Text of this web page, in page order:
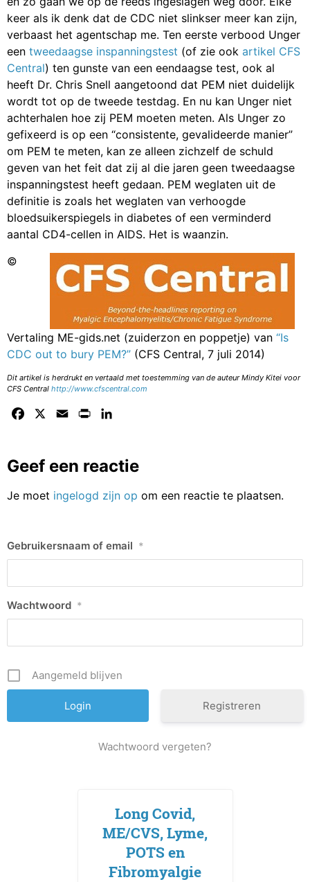
keer als ik denk dat de CDC niet slinkser meer kan zijn,
verbaast het agentschap me. Ten eerste verbood Unger
een tweedaagse inspanningstest (of zie ook artikel CFS
Central) ten gunste van een eendaagse test, ook al
heeft Dr. Chris Snell aangetoond dat PEM niet duidelijk
wordt tot op de tweede testdag. En nu kan Unger niet
achterhalen hoe zij PEM moeten meten. Als Unger zo
gefixeerd is op een “consistente, gevalideerde manier”
om PEM te meten, kan ze alleen zichzelf de schuld
geven van het feit dat zij al die jaren geen tweedaagse
inspanningstest heeft gedaan. PEM weglaten uit de
definitie is zoals het weglaten van verhoogde
bloedsuikerspiegels in diabetes of een verminderd
aantal CD4-cellen in AIDS. Het is waanzin.
©
Vertaling ME-gids.net (zuiderzon en poppetje) van “Is
CDC out to bury PEM?” (CFS Central, 7 juli 2014)
Dit artikel is herdrukt en vertaald met toestemming van de auteur Mindy Kitei voor
CFS Central http://www.cfscentral.com
Facebook Email Print
Geef een reactie
Je moet ingelogd zijn op om een reactie te plaatsen.
Gebruikersnaam of email *
Wachtwoord *
Aangemeld blijven
Registreren
Wachtwoord vergeten?
Long Covid,
ME/CVS, Lyme,
POTS en
Fibromyalgie